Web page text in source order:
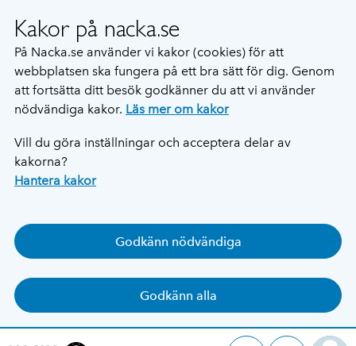
Kakor på nacka.se
På Nacka.se använder vi kakor (cookies) för att
webbplatsen ska fungera på ett bra sätt för dig. Genom
att fortsätta ditt besök godkänner du att vi använder
nödvändiga kakor. Läs mer om kakor
Vill du göra inställningar och acceptera delar av
kakorna?
Hantera kakor
Godkänn nödvändiga
Godkänn alla